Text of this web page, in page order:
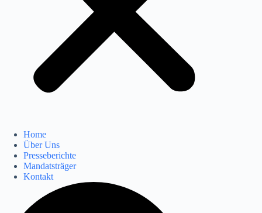
Home
Über Uns
Presseberichte
Mandatsträger
Kontakt